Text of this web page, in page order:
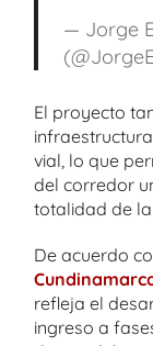
— Jorge
El proyecto
vial, lo que
del corredor
totalidad de
De acuerdo
refleja el
ingreso a